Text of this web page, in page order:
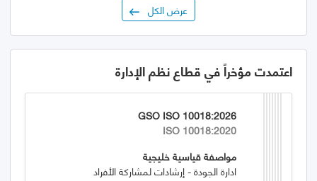
عرض الكل
اعتمدت مؤخراً في قطاع نظم الإدارة
GSO ISO 10018:2026
ISO 10018:2020
مواصفة قياسية خليجية
ادارة الجودة - إرشادات لمشاركة الأفراد